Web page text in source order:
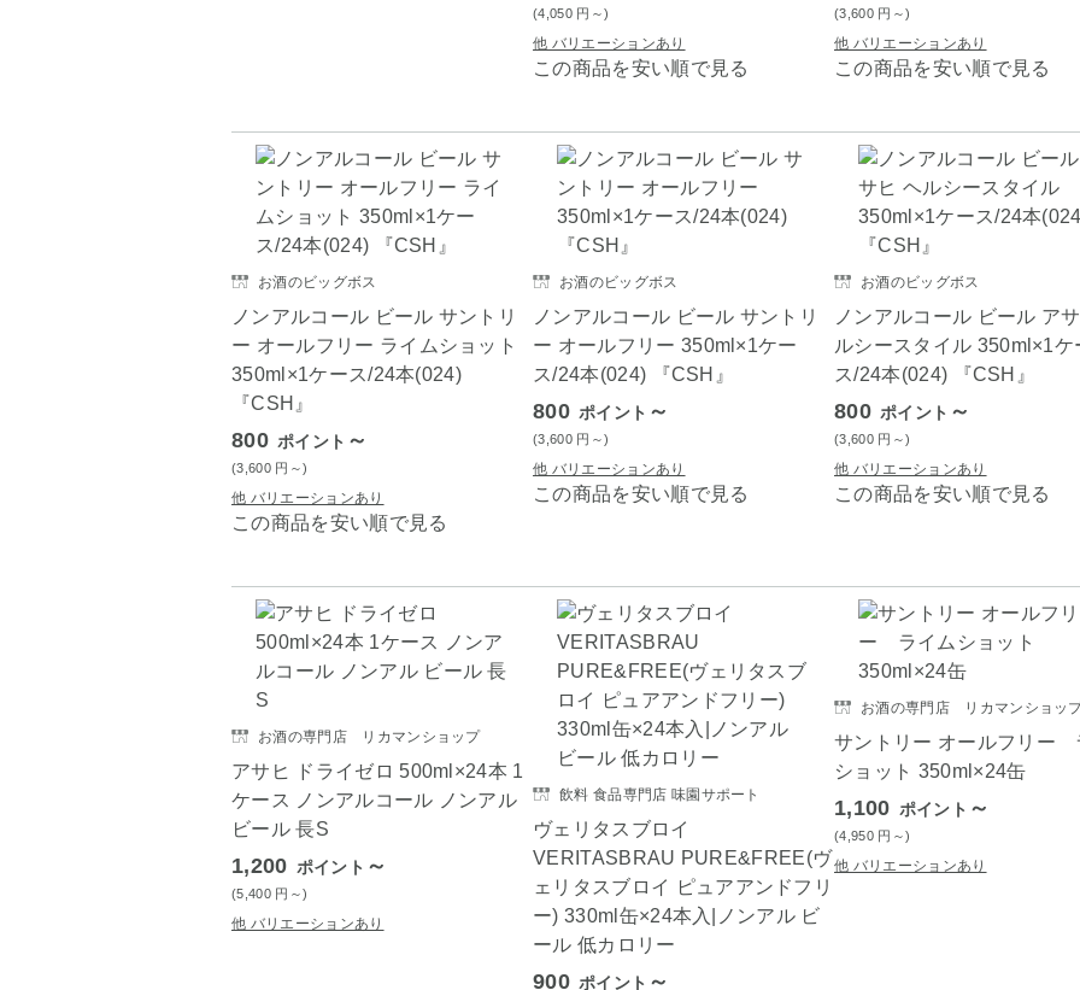
(4,050 円 ～)
他 バリエーションあり
この商品を安い順で見る
(3,600 円 ～)
他 バリエーションあり
この商品を安い順で見る
お酒のビッグボス
ノンアルコール ビール サントリ
ー オールフリー ライムショット
350ml×1ケース/24本(024)
『CSH』
800 ポイント ～
(3,600 円 ～)
他 バリエーションあり
この商品を安い順で見る
お酒のビッグボス
ノンアルコール ビール サントリ
ー オールフリー 350ml×1ケー
ス/24本(024) 『CSH』
800 ポイント ～
(3,600 円 ～)
他 バリエーションあり
この商品を安い順で見る
お酒のビッグボス
ノンアルコール ビール ア
ルシースタイル 350ml×1ケ
ス/24本(024) 『CSH』
800 ポイント ～
(3,600 円 ～)
他 バリエーションあり
この商品を安い順で見る
お酒の専門店 リカマンショップ
アサヒ ドライゼロ 500ml×24本 1
ケース ノンアルコール ノンアル
ビール 長S
1,200 ポイント ～
(5,400 円 ～)
他 バリエーションあり
飲料 食品専門店 味園サポート
ヴェリタスブロイ
VERITASBRAU PURE&FREE(ヴ
ェリタスブロイ ピュアアンドフリ
ー) 330ml缶×24本入|ノンアル ビ
ール 低カロリー
900 ポイント ～
お酒の専門店 リカマンショッ
サントリー オールフリー
ショット 350ml×24缶
1,100 ポイント ～
(4,950 円 ～)
他 バリエーションあり